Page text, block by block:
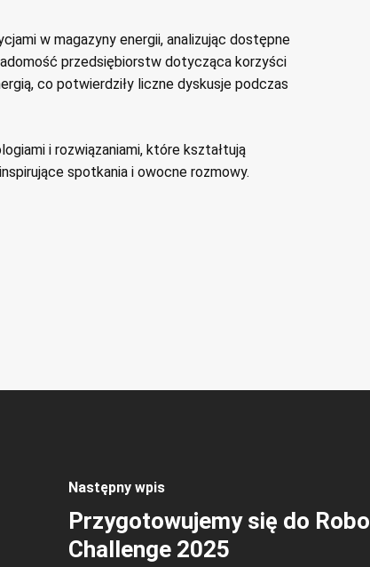
w magazyny energii, analizując dostępne
przedsiębiorstw dotycząca korzyści
co potwierdziły liczne dyskusje podczas
i rozwiązaniami, które kształtują
spotkania i owocne rozmowy.
Następny wpis
Przygotowujemy się do Robo
Challenge 2025